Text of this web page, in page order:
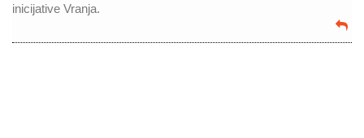
inicijative Vranja.